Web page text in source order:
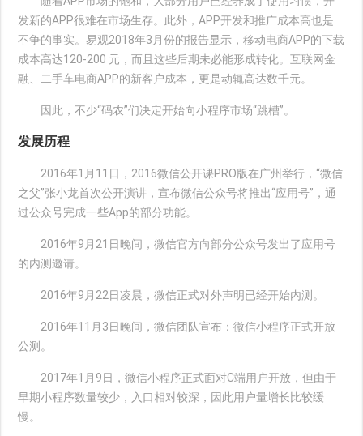
发新的APP很难在市场生存。此外，APP开发和推广成本高也是
不争的事实。易观2018年3月份的报告显示，移动电商APP的下载
成本高达120-200 元，而且这些后期未必能形成转化。互联网金
融、二手车电商APP的新客户成本，更是动辄高达数千元。
因此，不少“码农”们决定开始向小程序市场“跳槽”。
发展历程
2016年1月11日，2016微信公开课PRO版在广州举行，“微信
之父”张小龙首次公开演讲，宣布微信公众号将推出“应用号”，通
过公众号完成一些App的部分功能。
2016年9月21日晚间，微信官方向部分公众号发出了应用号
的内测邀请。
2016年9月22日凌晨，微信正式对外声明已经开始内测。
2016年11月3日晚间，微信团队宣布：微信小程序正式开放
公测。
2017年1月9日，微信小程序正式面对C端用户开放，但由于
早期小程序数量较少，入口相对较深，因此用户量增长比较缓
慢。